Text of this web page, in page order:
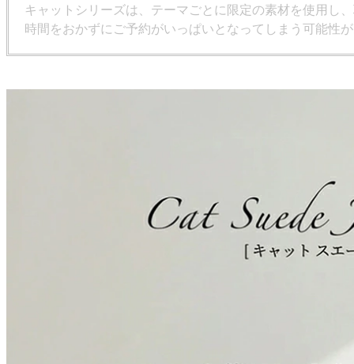
キャットシリーズは、テーマごとに限定の素材を使用し
時間をおかずにご予約がいっぱいとなってしまう可能性